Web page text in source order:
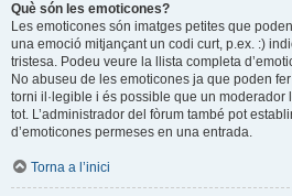
Què són les emoticones?
Les emoticones són imatges petites que
una emoció mitjançant un codi curt, p.ex. :)
tristesa. Podeu veure la llista completa
No abuseu de les emoticones ja que poden
torni il·legible i és possible que un moderador
tot. L’administrador del fòrum també pot
d’emoticones permeses en una entrada.
Torna a l’inici